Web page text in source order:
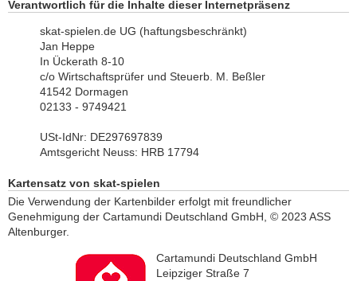
Verantwortlich für die Inhalte dieser Internetpräsenz
skat-spielen.de UG (haftungsbeschränkt)
Jan Heppe
In Ückerath 8-10
c/o Wirtschaftsprüfer und Steuerb. M. Beßler
41542 Dormagen
02133 - 9749421
USt-IdNr: DE297697839
Amtsgericht Neuss: HRB 17794
Kartensatz von skat-spielen
Die Verwendung der Kartenbilder erfolgt mit freundlicher
Genehmigung der Cartamundi Deutschland GmbH, © 2023 ASS
Altenburger.
Cartamundi Deutschland GmbH
Leipziger Straße 7